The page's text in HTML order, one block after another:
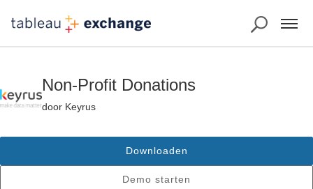
Non-Profit Donations
door Keyrus
Demo starten
Downloaden